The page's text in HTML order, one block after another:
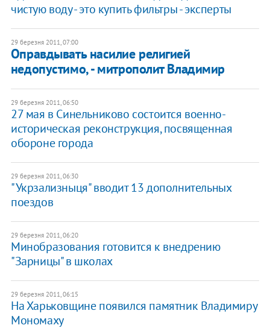
чистую воду - это купить фильтры - эксперты
29 березня 2011, 07:00
Оправдывать насилие религией
недопустимо, - митрополит Владимир
29 березня 2011, 06:50
27 мая в Синельниково состоится военно-
историческая реконструкция, посвященная
обороне города
29 березня 2011, 06:30
"Укрзализныця" вводит 13 дополнительных
поездов
29 березня 2011, 06:20
Минобразования готовится к внедрению
"Зарницы" в школах
29 березня 2011, 06:15
На Харьковщине появился памятник Владимиру
Мономаху